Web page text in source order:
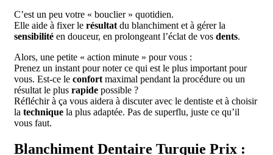
C’est un peu votre « bouclier » quotidien.
Elle aide à fixer le résultat du blanchiment et à gérer la
sensibilité en douceur, en prolongeant l’éclat de vos dents.
Alors, une petite « action minute » pour vous :
Prenez un instant pour noter ce qui est le plus important pour
vous. Est-ce le confort maximal pendant la procédure ou un
résultat le plus rapide possible ?
Réfléchir à ça vous aidera à discuter avec le dentiste et à choisir
la technique la plus adaptée. Pas de superflu, juste ce qu’il
vous faut.
Blanchiment Dentaire Turquie Prix :